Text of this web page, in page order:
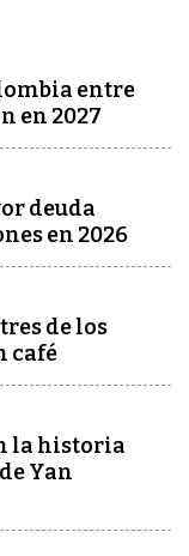
entre
en 2027
deuda
en 2026
de los
café
la historia
Yan